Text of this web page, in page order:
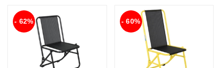
- 62% - 60%